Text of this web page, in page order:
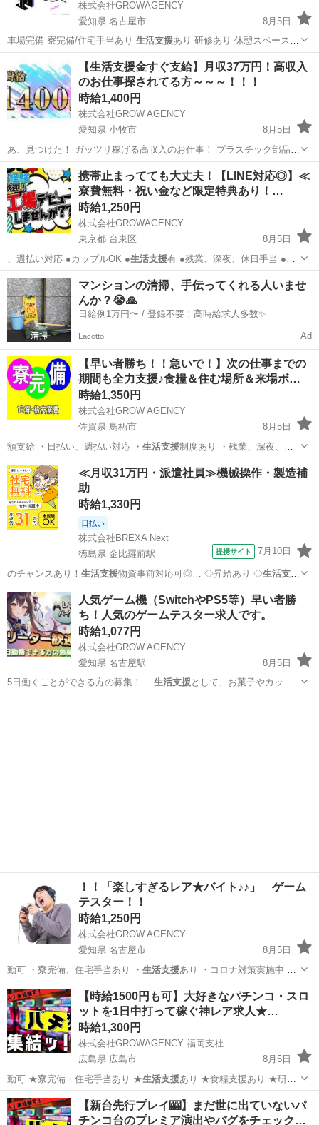
株式会社GROWAGENCY
愛知県 名古屋市
8月5日
車場完備 寮完備/住宅手当あり 生活支援あり 研修あり 休憩スペースあ
り…
名古屋市 その他 ゲーム
【生活支援金すぐ支給】月収37万円！高収入
のお仕事探されてる方～～～！！！
時給1,400円
株式会社GROW AGENCY
愛知県 小牧市
8月5日
あ、見つけた！ ガッツリ稼げる高収入のお仕事！ プラスチック部品の
組立、検査や機械からの 製品取り出し、部品供給のお仕事です！ プラ
スチック部品なので製品は軽く、汚れる作業もなし！ 若手とベテラン
が助け合っ...
愛知 小牧市 工場
携帯止まってても大丈夫！【LINE対応◎】≪
寮費無料・祝い金など限定特典あり！…
時給1,250円
株式会社GROWAGENCY
東京都 台東区
8月5日
、週払い対応 ●カップルOK ●生活支援有 ●残業、深夜、休日手当 ●
各…
東京 台東区 時給
マンションの清掃、手伝ってくれる人いませ
んか？😭🙏
日給例1万円〜 / 登録不要！高時給求人多数✨
Lacotto Ad
【早い者勝ち！！急いで！】次の仕事までの
期間も全力支援♪食糧＆住む場所＆来場ボ…
時給1,350円
株式会社GROW AGENCY
佐賀県 鳥栖市
8月5日
額支給 ・日払い、週払い対応 ・ 生活支援制度あり ・残業、深夜、休
日手当 …
佐賀 鳥栖市 工場 生活支援
≪月収31万円・派遣社員≫機械操作・製造補
助
時給1,330円
日払い
株式会社BREXA Next
徳島県 金比羅前駅
提携サイト 7月10日
のチャンスあり！ 生活支援 物資事前対応可◎… ◇昇給あり ◇生活支援
物資事前対応可 … 活も便利！ ★生活支援物資事前対応可能…
徳島 金比羅前駅 その他
人気ゲーム機（SwitchやPS5等）早い者勝
ち！人気のゲームテスター求人です。
時給1,077円
株式会社GROW AGENCY
愛知県 名古屋駅
8月5日
5日働くことができる方の募集！ 生活支援として、お菓子やカップ
！！「楽しすぎるレア★バイト♪♪」 ゲーム
テスター！！
時給1,250円
株式会社GROW AGENCY
愛知県 名古屋市
8月5日
勤可 ・寮完備、住宅手当あり ・ 生活支援あり ・コロナ対策実施中 ・
髪型…
愛知 名古屋市 その他 ゲーム
【時給1500円も可】大好きなパチンコ・スロ
ットを1日中打って稼ぐ神レア求人★…
時給1,300円
株式会社GROWAGENCY 福岡支社
広島県 広島市
8月5日
勤可 ★寮完備・住宅手当あり ★生活支援あり ★食糧支援あり ★研修
あり…
広島 広島市 パチンコ スロット
【新台先行プレイ🎰】まだ世に出ていないパ
チンコ台のプレミア演出やバグをチェック…